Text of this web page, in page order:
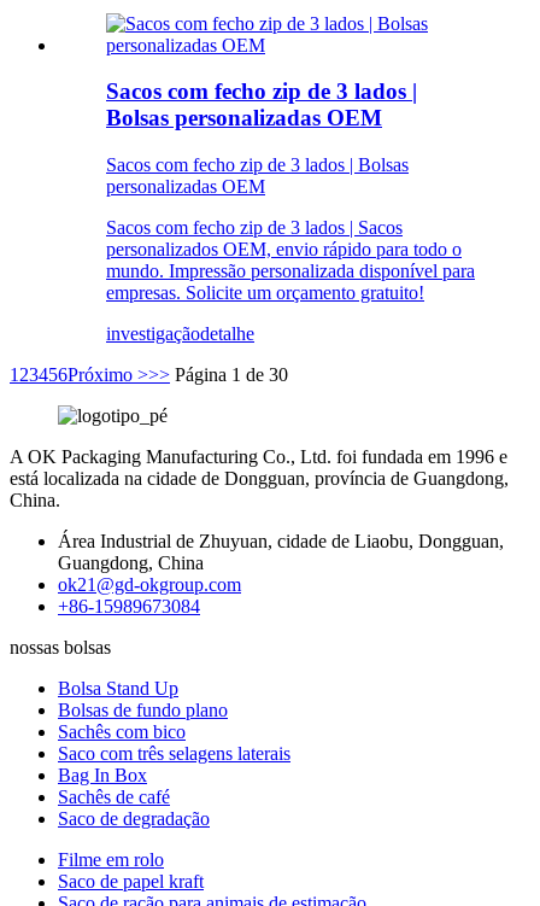
Sacos com fecho zip de 3 lados |
Bolsas personalizadas OEM
Sacos com fecho zip de 3 lados | Bolsas
personalizadas OEM
Sacos com fecho zip de 3 lados | Sacos
personalizados OEM, envio rápido para todo o
mundo. Impressão personalizada disponível para
empresas. Solicite um orçamento gratuito!
investigaçãodetalhe
1 23456Próximo >>> Página 1 de 30
A OK Packaging Manufacturing Co., Ltd. foi fundada em 1996 e
está localizada na cidade de Dongguan, província de Guangdong,
China.
Área Industrial de Zhuyuan, cidade de Liaobu, Dongguan,
Guangdong, China
ok21@gd-okgroup.com
+86-15989673084
nossas bolsas
Bolsa Stand Up
Bolsas de fundo plano
Sachês com bico
Saco com três selagens laterais
Bag In Box
Sachês de café
Saco de degradação
Filme em rolo
Saco de papel kraft